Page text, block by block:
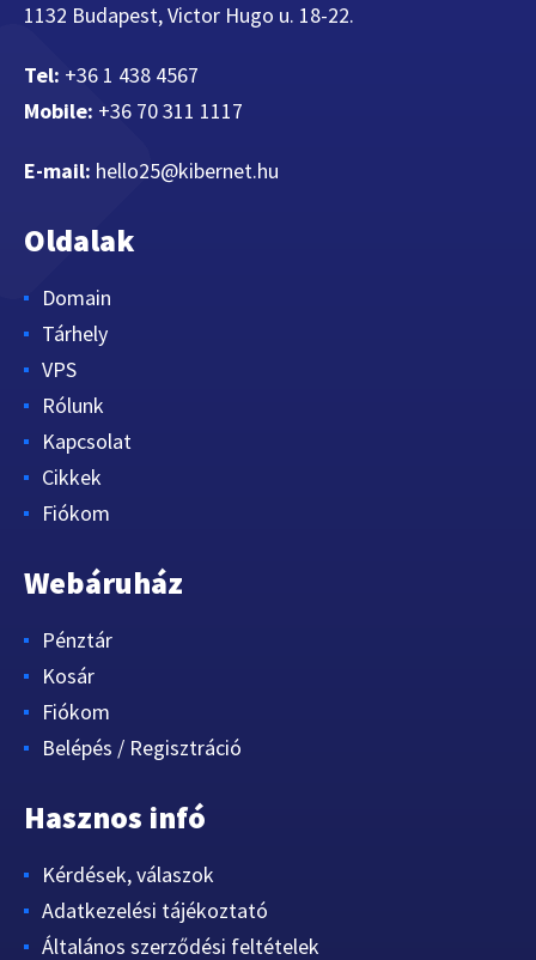
1132 Budapest, Victor Hugo u. 18-22.
Tel: +36 1 438 4567
Mobile: +36 70 311 1117
E-mail: hello25@kibernet.hu
Oldalak
Domain
Tárhely
VPS
Rólunk
Kapcsolat
Cikkek
Fiókom
Webáruház
Pénztár
Kosár
Fiókom
Belépés / Regisztráció
Hasznos infó
Kérdések, válaszok
Adatkezelési tájékoztató
Általános szerződési feltételek